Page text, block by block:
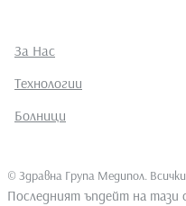
За Нас
Технологии
Болници
© Здравна Група Медипол.
Последният ъпдейт на тази